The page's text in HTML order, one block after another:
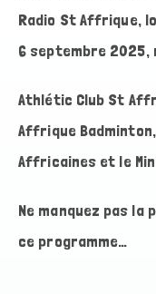
Radio St Affrique,
6 septembre
Athlétic Club St
Affrique
Affricaines et le
Ne manquez pas
ce programme…